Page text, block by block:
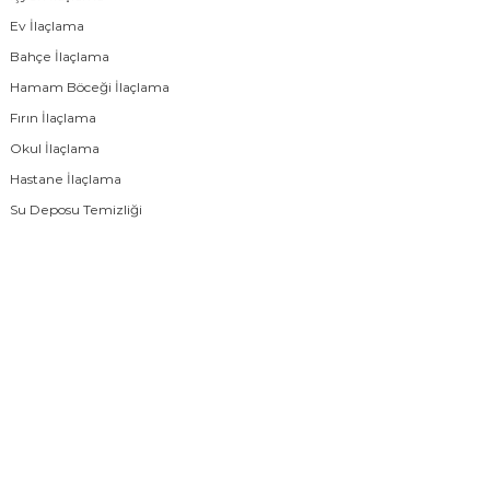
Ev İlaçlama
Bahçe İlaçlama
Hamam Böceği İlaçlama
Fırın İlaçlama
Okul İlaçlama
Hastane İlaçlama
Su Deposu Temizliği